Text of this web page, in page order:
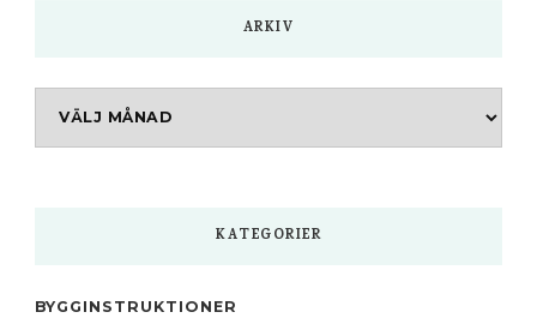
ARKIV
Arkiv
KATEGORIER
BYGGINSTRUKTIONER